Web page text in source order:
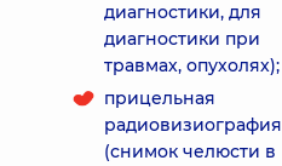
диагностики, для
диагностики при
травмах, опухолях);
прицельная
радиовизиография
(снимок челюсти в